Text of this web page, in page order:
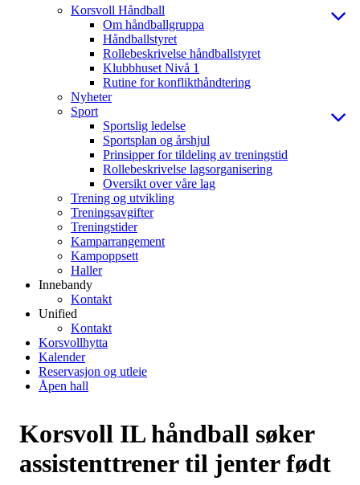
Korsvoll Håndball
Om håndballgruppa
Håndballstyret
Rollebeskrivelse håndballstyret
Klubbhuset Nivå 1
Rutine for konflikthåndtering
Nyheter
Sport
Sportslig ledelse
Sportsplan og årshjul
Prinsipper for tildeling av treningstid
Rollebeskrivelse lagsorganisering
Oversikt over våre lag
Trening og utvikling
Treningsavgifter
Treningstider
Kamparrangement
Kampoppsett
Haller
Innebandy
Kontakt
Unified
Kontakt
Korsvollhytta
Kalender
Reservasjon og utleie
Åpen hall
Korsvoll IL håndball søker
assistenttrener til jenter født